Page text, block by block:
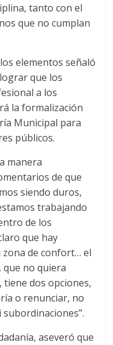
tanto con el
que no cumplan
elementos señaló
que los
a los
la formalización
Municipal para
públicos.
manera
de que
siendo duros,
trabajando
de los
que hay
zona de confort… el
no quiera
dos opciones,
o renunciar, no
aseveró que